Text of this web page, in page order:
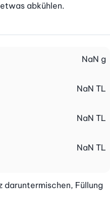
abkühlen.
NaN g
NaN TL
NaN TL
NaN TL
daruntermischen, Füllung